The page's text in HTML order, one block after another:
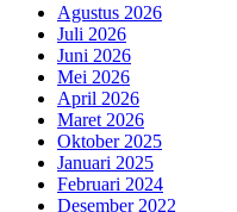
Agustus 2026
Juli 2026
Juni 2026
Mei 2026
April 2026
Maret 2026
Oktober 2025
Januari 2025
Februari 2024
Desember 2022